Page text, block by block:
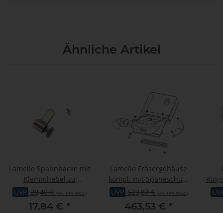
Ähnliche Artikel
Lamello Spannbacke mit
Klemmhebel zu
Anschlagwinkel, für Zeta
P2,Top20/21,Classic X
UVP 20,40 € (inkl. 19% MwSt.)
17,84 € *
Lamello Fräsergehäuse
kompl. mit Späneschutz
und Stützfuss, für
UVP 529,87 € (inkl. 19% MwSt.)
463,53 € *